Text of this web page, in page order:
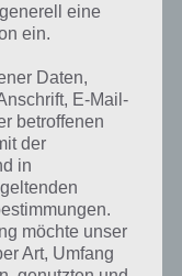
Neon
am 8.7.2021 in 4
eigentlich und was
Sommersport? Zu
eine
ein.
Daten,
E-Mail-
betroffenen
der
in
möchte unser
Art, Umfang